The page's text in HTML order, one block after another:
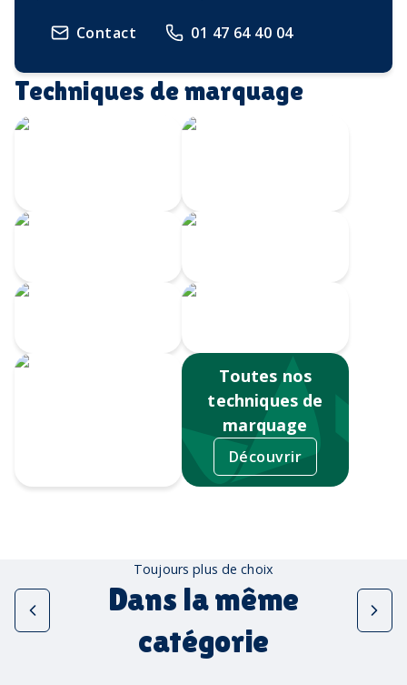
Contact 01 47 64 40 04
Techniques de marquage
Toutes nos
techniques de
marquage
Découvrir
Toujours plus de choix
Dans la même
catégorie